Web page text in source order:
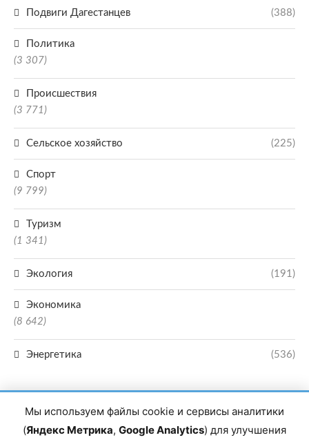
Подвиги Дагестанцев (388)
Политика
(3 307)
Происшествия
(3 771)
Сельское хозяйство (225)
Спорт
(9 799)
Туризм
(1 341)
Экология (191)
Экономика
(8 642)
Энергетика (536)
Мы используем файлы cookie и сервисы аналитики
(Яндекс Метрика, Google Analytics) для улучшения